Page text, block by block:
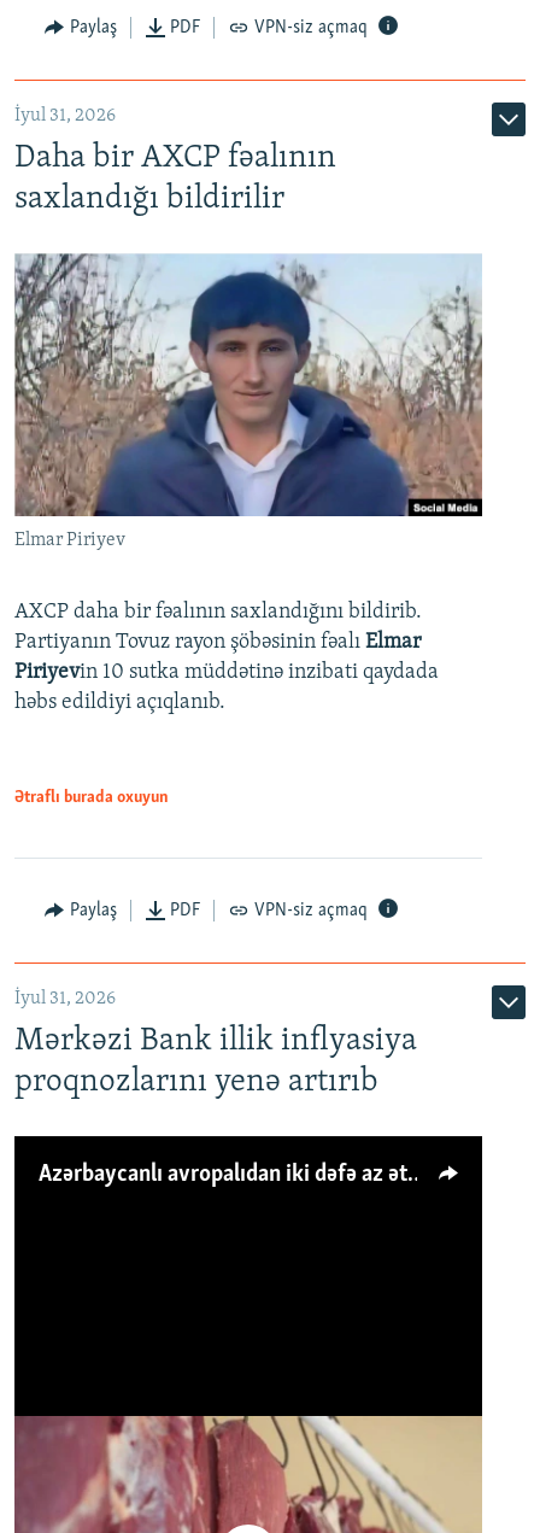
Paylaş PDF VPN-siz açmaq
İyul 31, 2026
Daha bir AXCP fəalının
saxlandığı bildirilir
Elmar Piriyev
AXCP daha bir fəalının saxlandığını bildirib.
Partiyanın Tovuz rayon şöbəsinin fəalı Elmar
Piriyevin 10 sutka müddətinə inzibati qaydada
həbs edildiyi açıqlanıb.
Ətraflı burada oxuyun
Paylaş PDF VPN-siz açmaq
İyul 31, 2026
Mərkəzi Bank illik inflyasiya
proqnozlarını yenə artırıb
Azərbaycanlı avropalıdan iki dəfə az ət yeyir, amma... 'Qiymət artımı qaçılmazdır'